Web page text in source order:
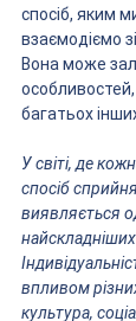
спосіб, яким
взаємодіємо
Вона може
багатьох
У світі, де
спосіб
виявляється
впливом
культура,